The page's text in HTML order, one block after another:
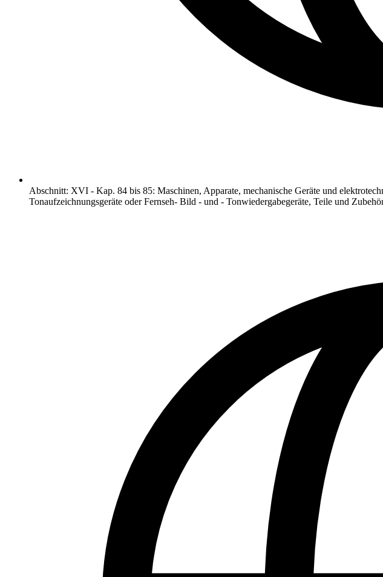
Abschnitt: XVI - Kap. 84 bis 85: Maschinen, Apparate, mechanische Geräte und
Tonaufzeichnungsgeräte oder Fernseh- Bild - und - Tonwiedergabegeräte, Teile und